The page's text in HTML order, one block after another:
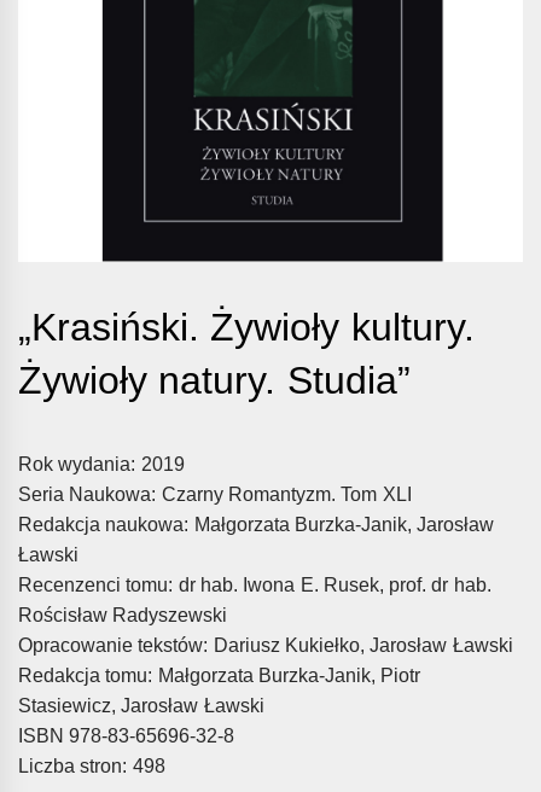
„Krasiński. Żywioły kultury.
Żywioły natury. Studia”
Rok wydania: 2019
Seria Naukowa: Czarny Romantyzm. Tom XLI
Redakcja naukowa: Małgorzata Burzka-Janik, Jarosław
Ławski
Recenzenci tomu: dr hab. Iwona E. Rusek, prof. dr hab.
Rościsław Radyszewski
Opracowanie tekstów: Dariusz Kukiełko, Jarosław Ławski
Redakcja tomu: Małgorzata Burzka-Janik, Piotr
Stasiewicz, Jarosław Ławski
ISBN 978-83-65696-32-8
Liczba stron: 498